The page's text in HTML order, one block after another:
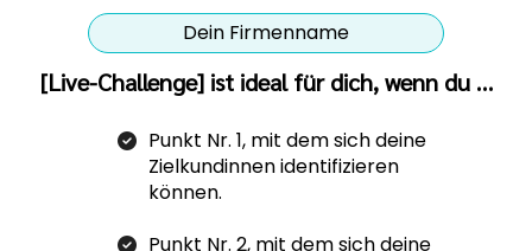
Dein Firmenname
[Live-Challenge] ist ideal für dich, wenn du …
Punkt Nr. 1, mit dem sich deine
Zielkundinnen identifizieren
können.
Punkt Nr. 2, mit dem sich deine